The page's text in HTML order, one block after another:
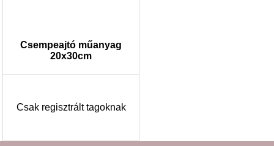
Csempeajtó műanyag
20x30cm
Csak regisztrált tagoknak